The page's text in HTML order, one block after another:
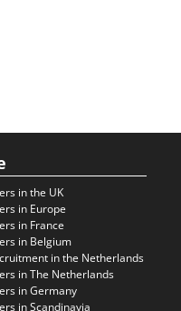
in the UK
in Europe
in France
in Belgium
in the Netherlands
in The Netherlands
in Germany
in Scandinavia